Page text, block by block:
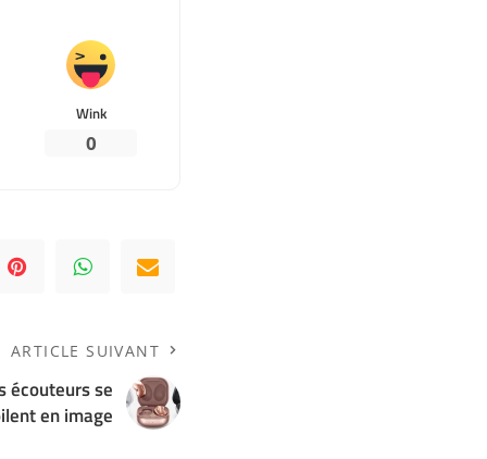
Wink
0
ARTICLE SUIVANT
écouteurs se
en image